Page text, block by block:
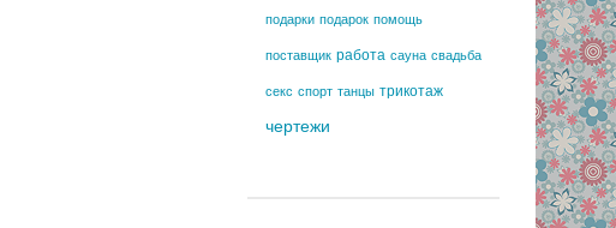
подарки подарок помощь
поставщик работа сауна свадьба
секс спорт танцы трикотаж
чертежи